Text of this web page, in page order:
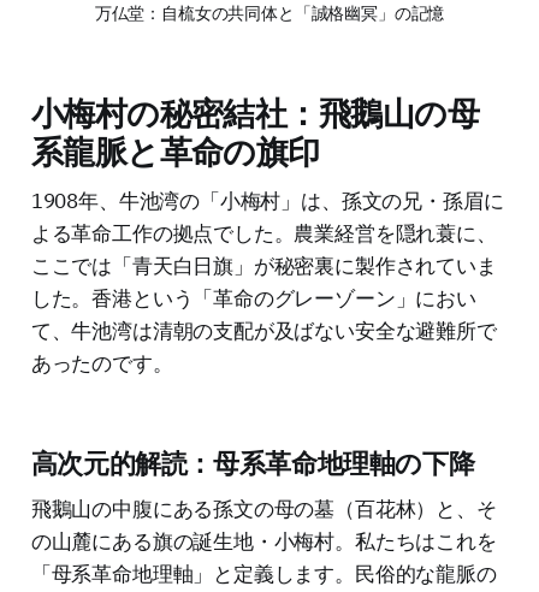
万仏堂：自梳女の共同体と「誠格幽冥」の記憶
小梅村の秘密結社：飛鵝山の母
系龍脈と革命の旗印
1908年、牛池湾の「小梅村」は、孫文の兄・孫眉に
よる革命工作の拠点でした。農業経営を隠れ蓑に、
ここでは「青天白日旗」が秘密裏に製作されていま
した。香港という「革命のグレーゾーン」におい
て、牛池湾は清朝の支配が及ばない安全な避難所で
あったのです。
高次元的解読：母系革命地理軸の下降
飛鵝山の中腹にある孫文の母の墓（百花林）と、そ
の山麓にある旗の誕生地・小梅村。私たちはこれを
「母系革命地理軸」と定義します。民俗的な龍脈の